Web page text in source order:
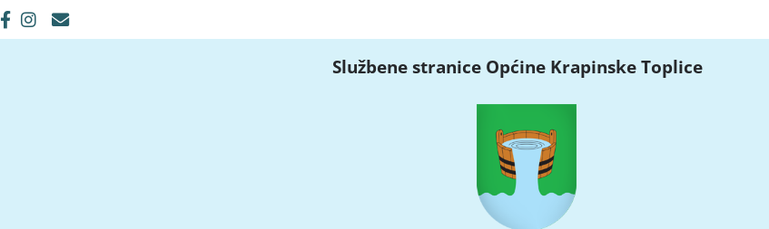
Službene stranice Općine Krapinske Toplice